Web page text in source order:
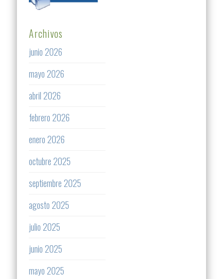
Archivos
junio 2026
mayo 2026
abril 2026
febrero 2026
enero 2026
octubre 2025
septiembre 2025
agosto 2025
julio 2025
junio 2025
mayo 2025